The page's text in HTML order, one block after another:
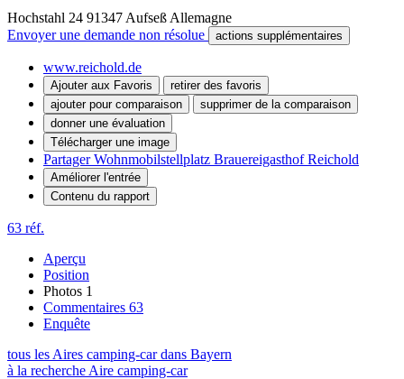
Hochstahl 24 91347 Aufseß Allemagne
Envoyer une demande non résolue
actions supplémentaires
www.reichold.de
Ajouter aux Favoris
retirer des favoris
ajouter pour comparaison
supprimer de la comparaison
donner une évaluation
Télécharger une image
Partager Wohnmobilstellplatz Brauereigasthof Reichold
Améliorer l'entrée
Contenu du rapport
63 réf.
Aperçu
Position
Photos 1
Commentaires 63
Enquête
tous les Aires camping-car dans Bayern
à la recherche Aire camping-car